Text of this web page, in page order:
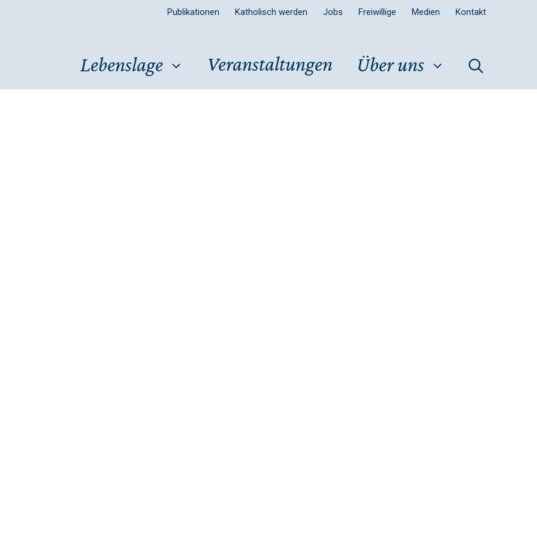
Publikationen Katholisch werden Jobs Freiwillige Medien Kontakt
Lebenslage Veranstaltungen Über uns